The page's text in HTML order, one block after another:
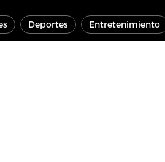
Deportes Entretenimiento